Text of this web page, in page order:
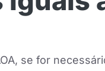
se for